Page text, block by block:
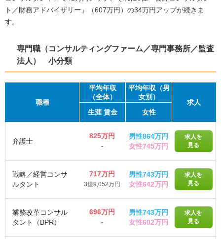
ト／財務アドバイザリー」（607万円）の34万円アップが続きま
す。
専門職（コンサルティングファーム／専門事務所／監査
法人） 小分類
職種
平均年収
（全体）
平均年収（男
女別）
求人
生涯賃金 女性
弁護士
825万円
-
男性864万円
女性745万円
求人を
見る
戦略／経営コンサ
ルタント
717万円
3億9,052万円
男性743万円
女性642万円
求人を
見る
業務改革コンサル
タント（BPR）
696万円
-
男性743万円
女性602万円
求人を
見る